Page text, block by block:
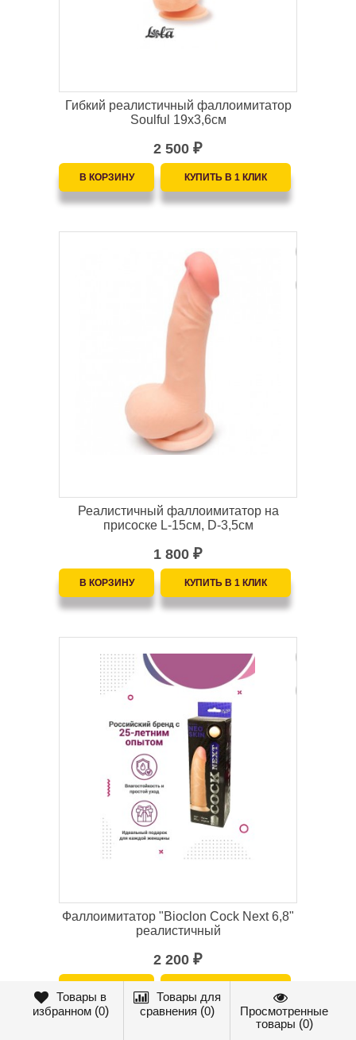
Гибкий реалистичный фаллоимитатор
Soulful 19х3,6см
2 500 ₽
Реалистичный фаллоимитатор на
присоске L-15см, D-3,5см
1 800 ₽
Фаллоимитатор "Bioclon Cock Next 6,8"
реалистичный
2 200 ₽
Товары в
избранном (0)
Товары для
сравнения (0)
Просмотренные
товары (0)